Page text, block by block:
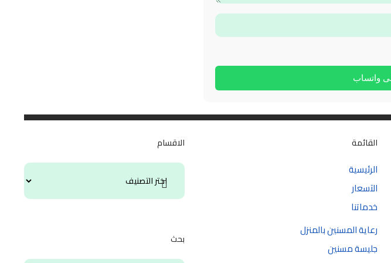
واتساب
الاقسام
بحث
القائمة
الرئيسية
الآسعار
خدماتنا
رعاية المسنين بالمنزل
جليسة مسنين